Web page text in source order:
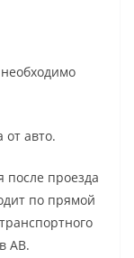
авто.
после проезда
по прямой
АВ.